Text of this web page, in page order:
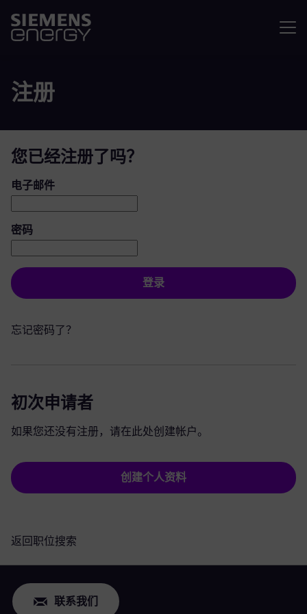
注册
您已经注册了吗？
登录：用户和密码
电子邮件
密码
登录
忘记密码了？
初次申请者
如果您还没有注册，请在此处创建帐户。
创建个人资料
返回职位搜索
联系我们